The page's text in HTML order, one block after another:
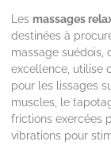
Les massages
destinées à
massage suédois,
excellence, utilise
pour les lissages
muscles, le
frictions exercées
vibrations pour